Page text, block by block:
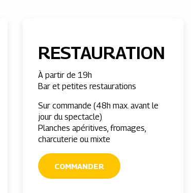
RESTAURATION
À partir de 19h
Bar et petites restaurations
Sur commande (48h max. avant le
jour du spectacle)
Planches apéritives, fromages,
charcuterie ou mixte
COMMANDER